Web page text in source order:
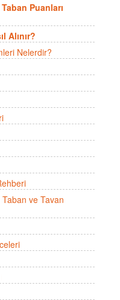
Puanları
Alınır?
Nelerdir?
ve Tavan